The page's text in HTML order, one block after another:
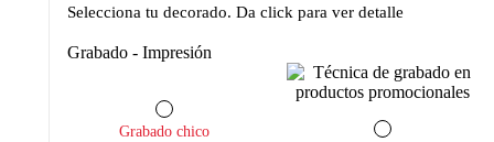
Selecciona tu decorado. Da click para ver detalle
Grabado - Impresión
Grabado chico